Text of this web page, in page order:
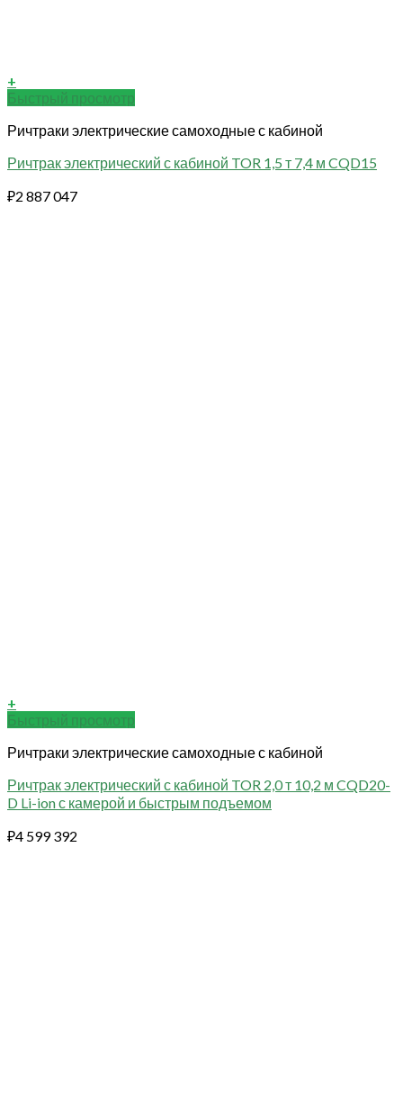
+
Быстрый просмотр
Ричтраки электрические самоходные с кабиной
Ричтрак электрический с кабиной TOR 1,5 т 7,4 м CQD15
₽2 887 047
+
Быстрый просмотр
Ричтраки электрические самоходные с кабиной
Ричтрак электрический с кабиной TOR 2,0 т 10,2 м CQD20-
D Li-ion с камерой и быстрым подъемом
₽4 599 392